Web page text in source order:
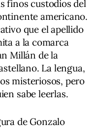
finos custodios del
americano.
que el apellido
a la comarca
Millán de la
La lengua,
misteriosos, pero
sabe leerlas.
de Gonzalo